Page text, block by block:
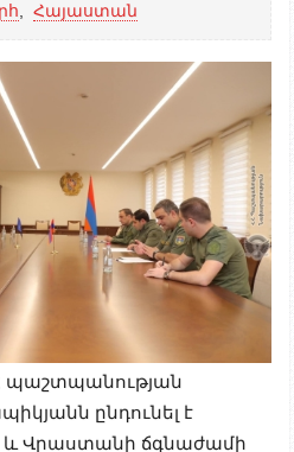
Հայաստան
պաշտպանության
ընդունել է
և Վրաստանի ճգնաժամի